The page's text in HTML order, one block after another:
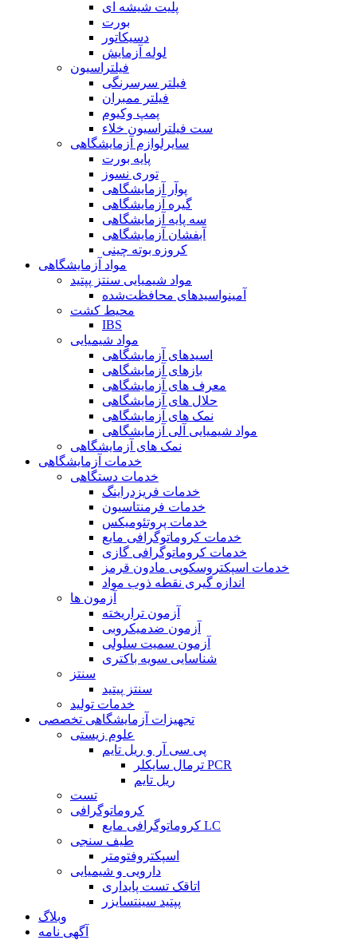
پلیت شیشه ای
بورت
دسیکاتور
لوله آزمایش
فیلتراسیون
فیلتر سرسرنگی
فیلتر ممبران
پمپ وکیوم
ست فیلتراسیون خلاء
سایرلوازم آزمایشگاهی
پایه بورت
توری نسوز
پوآر آزمایشگاهی
گیره آزمایشگاهی
سه پایه آزمایشگاهی
آبفشان آزمایشگاهی
کروزه بوته چینی
مواد آزمایشگاهی
مواد شیمیایی سنتز پپتید
آمینواسیدهای محافظت‌شده
محیط کشت
IBS
مواد شیمیایی
اسیدهای آزمایشگاهی
بازهای آزمایشگاهی
معرف های آزمایشگاهی
حلال های آزمایشگاهی
نمک های آزمایشگاهی
مواد شیمیایی آلی آزمایشگاهی
نمک های آزمایشگاهی
خدمات آزمایشگاهی
خدمات دستگاهی
خدمات فریزدراینگ
خدمات فرمنتاسیون
خدمات پروتئومیکس
خدمات کروماتوگرافی مایع
خدمات کروماتوگرافی گازی
خدمات اسپکتروسکوپی مادون قرمز
اندازه گیری نقطه ذوب مواد
آزمون ها
آزمون تراریخته
آزمون ضدمیکروبی
آزمون سمیت سلولی
شناسایی سویه باکتری
سنتز
سنتز پیتید
خدمات تولید
تجهیزات آزمایشگاهی تخصصی
علوم زیستی
پی سی آر و ریل تایم
ترمال سایکلر PCR
ریل تایم
تست
کروماتوگرافی
کروماتوگرافی مایع LC
طیف سنجی
اسپکتروفتومتر
دارویی و شیمیایی
اتاقک تست پایداری
پپتید سینتسایزر
وبلاگ
آگهی نامه